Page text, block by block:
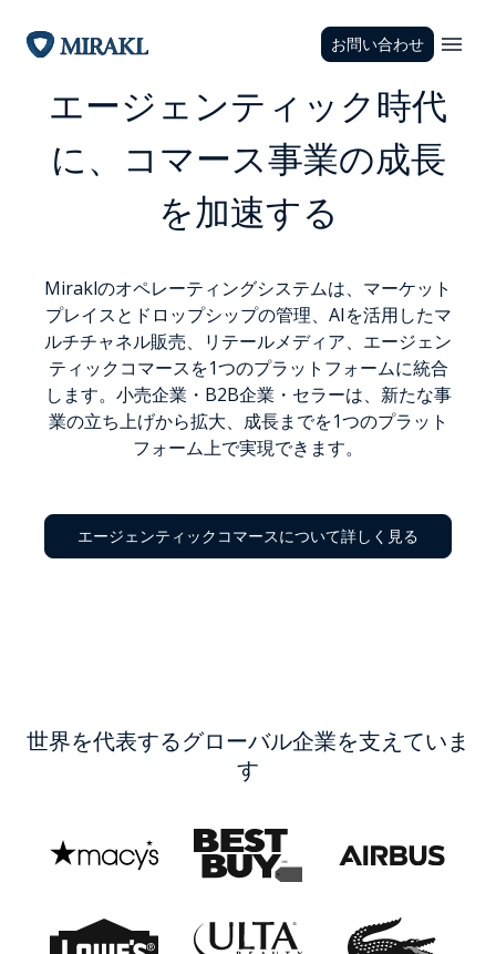
お問い合わせ
エージェンティック時代
に、コマース事業の成長
を加速する
Miraklのオペレーティングシステムは、マーケット
プレイスとドロップシップの管理、AIを活用したマ
ルチチャネル販売、リテールメディア、エージェン
ティックコマースを1つのプラットフォームに統合
します。小売企業・B2B企業・セラーは、新たな事
業の立ち上げから拡大、成長までを1つのプラット
フォーム上で実現できます。
エージェンティックコマースについて詳しく見る
世界を代表するグローバル企業を支えていま
す